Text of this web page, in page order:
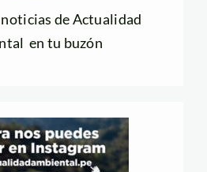
de Actualidad
en tu buzón